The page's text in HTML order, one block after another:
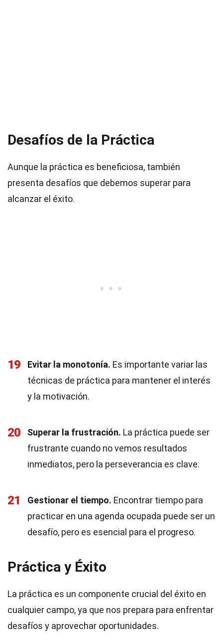
Desafíos de la Práctica
Aunque la práctica es beneficiosa, también
presenta desafíos que debemos superar para
alcanzar el éxito.
19 Evitar la monotonía. Es importante variar las
técnicas de práctica para mantener el interés
y la motivación.
20 Superar la frustración. La práctica puede ser
frustrante cuando no vemos resultados
inmediatos, pero la perseverancia es clave.
21 Gestionar el tiempo. Encontrar tiempo para
practicar en una agenda ocupada puede ser un
desafío, pero es esencial para el progreso.
Práctica y Éxito
La práctica es un componente crucial del éxito en
cualquier campo, ya que nos prepara para enfrentar
desafíos y aprovechar oportunidades.